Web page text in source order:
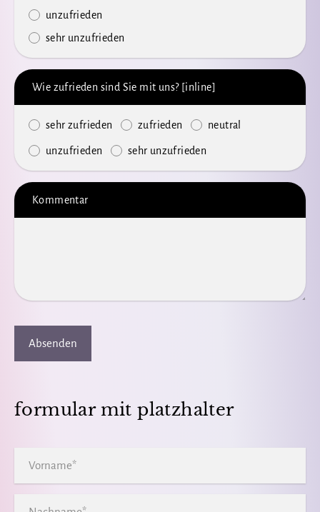
unzufrieden
sehr unzufrieden
Wie zufrieden sind Sie mit uns? [inline]
sehr zufrieden zufrieden neutral
unzufrieden sehr unzufrieden
Kommentar
Absenden
formular mit platzhalter